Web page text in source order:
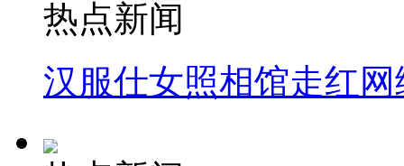
热点新闻
汉服仕女照相馆走红网